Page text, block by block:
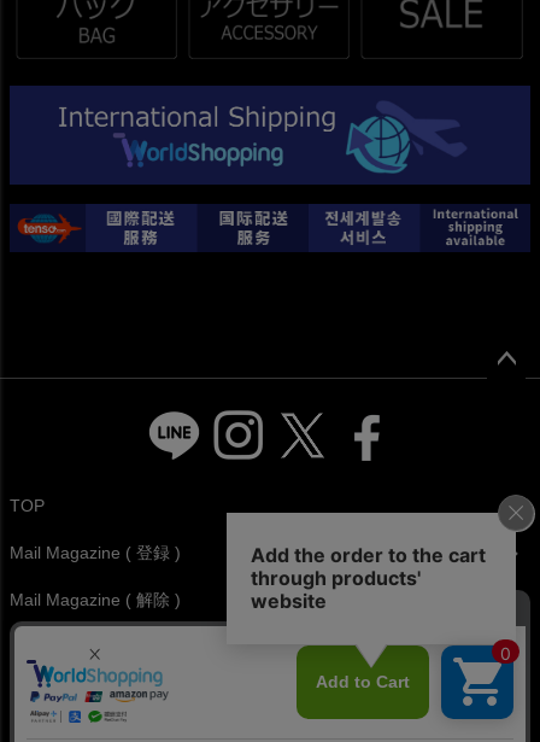
TOP
Mail Magazine ( 登録 )
Mail Magazine ( 解除 )
特定商取引法に基づく表示
個人情報の取扱